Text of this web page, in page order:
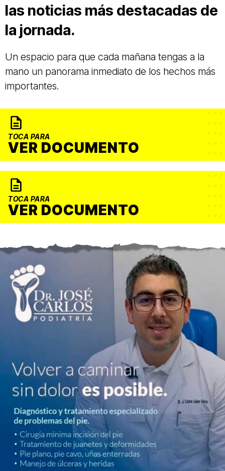
las noticias más destacadas de
la jornada.
Un espacio para que cada mañana tengas a la
mano un panorama inmediato de los hechos más
importantes.
TOCA PARA
VER DOCUMENTO
TOCA PARA
VER DOCUMENTO